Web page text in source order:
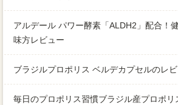
アルデール パワー酵素「ALDH2」配合！
味方レビュー
ブラジルプロポリス ベルデカプセルのレ
毎日のプロポリス習慣ブラジル産プロポリ